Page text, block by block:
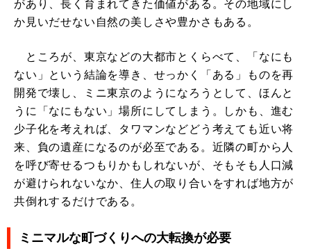
があり、長く育まれてきた価値がある。その地域にし
か見いだせない自然の美しさや豊かさもある。
ところが、東京などの大都市とくらべて、「なにも
ない」という結論を導き、せっかく「ある」ものを再
開発で壊し、ミニ東京のようになろうとして、ほんと
うに「なにもない」場所にしてしまう。しかも、進む
少子化を考えれば、タワマンなどどう考えても近い将
来、負の遺産になるのが必至である。近隣の町から人
を呼び寄せるつもりかもしれないが、そもそも人口減
が避けられないなか、住人の取り合いをすれば地方が
共倒れするだけである。
ミニマルな町づくりへの大転換が必要